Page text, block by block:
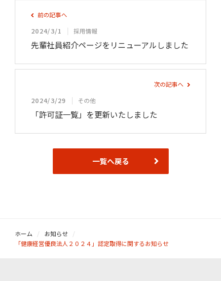
前の記事へ
2024/3/1 採用情報
先輩社員紹介ページをリニューアルしました
次の記事へ
2024/3/29 その他
「許可証一覧」を更新いたしました
一覧へ戻る
ホーム
お知らせ
「健康経営優良法人２０２４」認定取得に関するお知らせ